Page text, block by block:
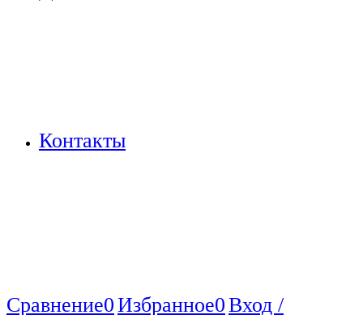
Контакты
Сравнение0Избранное0Вход /